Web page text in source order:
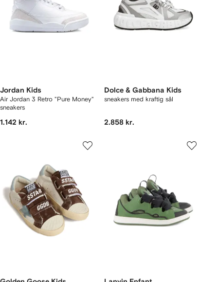
Jordan Kids
Air Jordan 3 Retro "Pure Money"
sneakers
1.142 kr.
Dolce & Gabbana Kids
sneakers med kraftig sål
2.858 kr.